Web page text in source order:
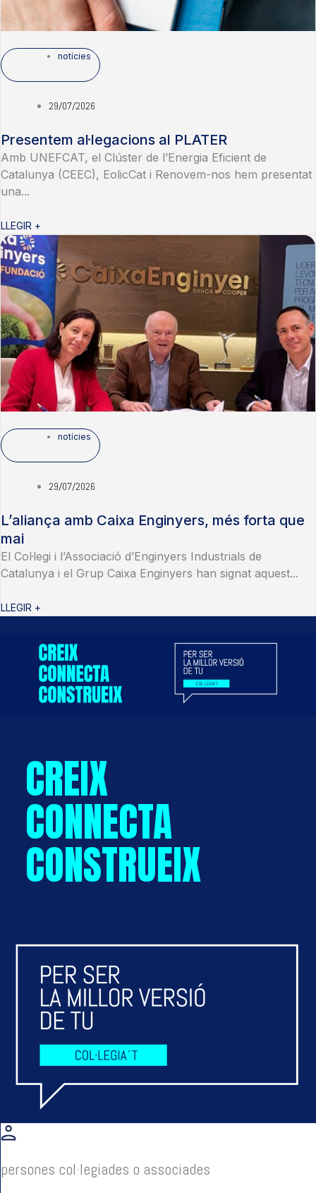
notícies
29/07/2026
Presentem al·legacions al PLATER
Amb UNEFCAT, el Clúster de l’Energia Eficient de
Catalunya (CEEC), EolicCat i Renovem-nos hem presentat
una...
LLEGIR +
notícies
29/07/2026
L’aliança amb Caixa Enginyers, més forta que
mai
El Col·legi i l’Associació d’Enginyers Industrials de
Catalunya i el Grup Caixa Enginyers han signat aquest...
LLEGIR +
CREIX
CONNECTA
CONSTRUEIX
persones col·legiades o associades